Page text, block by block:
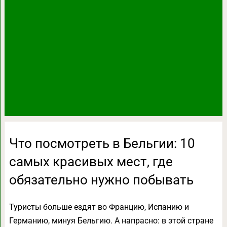
Что посмотреть в Бельгии: 10
самых красивых мест, где
обязательно нужно побывать
Туристы больше ездят во Францию, Испанию и
Германию, минуя Бельгию. А напрасно: в этой стране